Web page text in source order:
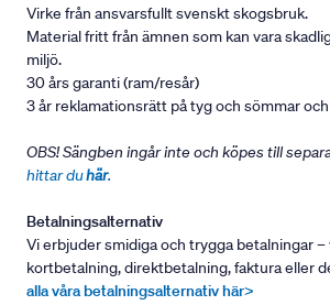
Virke från ansvarsfullt svenskt skogsbruk.
Material fritt från ämnen som kan vara
miljö.
30 års garanti (ram/resår)
3 år reklamationsrätt på tyg och sömmar
OBS! Sängben ingår inte och köpes till
hittar duhär.
Betalningsalternativ
Vi erbjuder smidiga och trygga betalningar –
kortbetalning, direktbetalning, faktura eller
alla våra betalningsalternativ här>